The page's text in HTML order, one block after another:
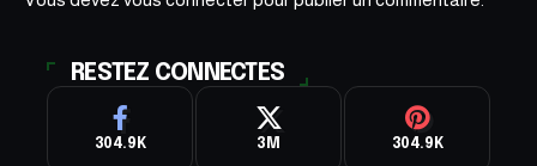
RESTEZ CONNECTES
304.9K 3M 304.9K